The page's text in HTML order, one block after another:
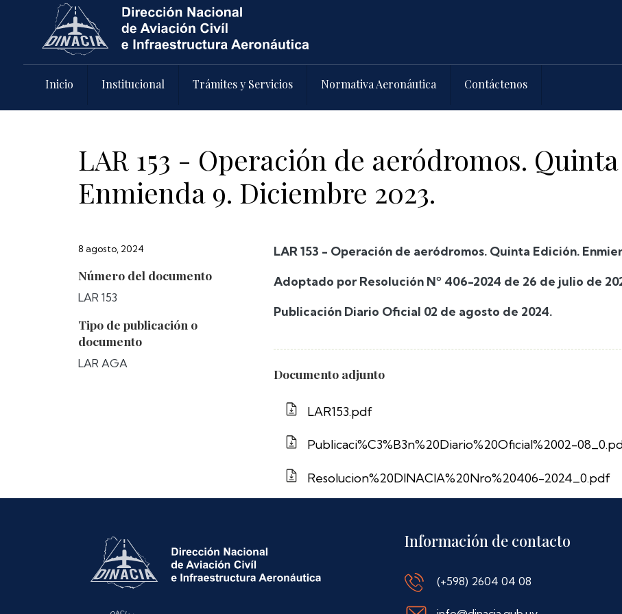
Pasar al contenido principal
Inicio Institucional Trámites y Servicios Normativa Aeronáutica Contáctenos
LAR 153 - Operación de aeródromos.
Enmienda 9. Diciembre 2023.
8 agosto, 2024
Número del documento
LAR 153
Tipo de publicación o
documento
LAR AGA
LAR 153 - Operación de aeródromos. Quinta Edición.
Adoptado por Resolución Nº 406-2024 de 26 de julio de
Publicación Diario Oficial 02 de agosto de 2024.
Documento adjunto
LAR153.pdf
Publicaci%C3%B3n%20Diario%20Oficial%2002-
Resolucion%20DINACIA%20Nro%20406-2024_0.pdf
Información de contacto
(+598) 2604 04 08